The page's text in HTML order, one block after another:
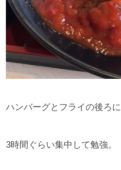
ハンバーグとフライの後ろ
3時間ぐらい集中して勉強。